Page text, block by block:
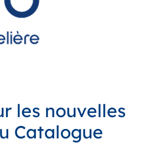
les nouvelles
Catalogue